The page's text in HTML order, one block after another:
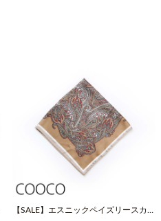
【SALE】エスニックペイズリースカー